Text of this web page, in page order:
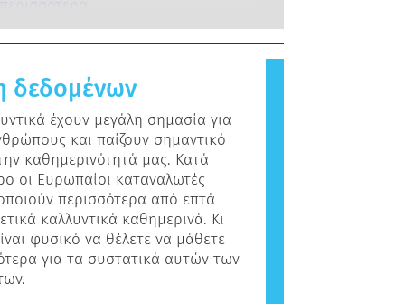
και διεξάγονται από ειδικά
τους πιθανούς κινδύνους,
της πιθανής
διαταραχής.
καλλυντικών.
το ανοσοποιητικό σύστημα ενός
σε ουσίες που για την
του πληθυσμού είναι αβλαβείς.
προκαλεί αλλεργική αντίδραση
αλλεργιογόνο. Τα καλλυντικά και
προσωπικής φροντίδας μπορεί
συστατικά που ενδεχομένως να
για ορισμένα άτομα.
ότι το προϊόν είναι ασφαλές
από άλλα άτομα.
δεδομένων
έχουν μεγάλη σημασία για
και παίζουν σημαντικό
καθημερινότητά μας. Κατά
οι Ευρωπαίοι καταναλωτές
περισσότερα από επτά
καλλυντικά καθημερινά. Κι
φυσικό να θέλετε να μάθετε
για τα συστατικά αυτών των